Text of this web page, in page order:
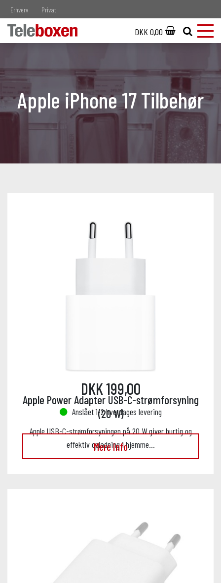
Erhverv Privat
DKK 0,00
Apple iPhone 17 Tilbehør
Apple Power Adapter USB-C-strømforsyning
(20 W)
Apple USB-C-strømforsyningen på 20 W giver hurtig og
effektiv opladning i hjemme…
DKK 199,00
Anslået 1-2 hverdages levering
Mere info